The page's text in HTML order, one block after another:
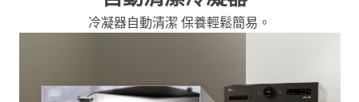
自動清潔冷凝器*
冷凝器自動清潔 保養輕鬆簡易。